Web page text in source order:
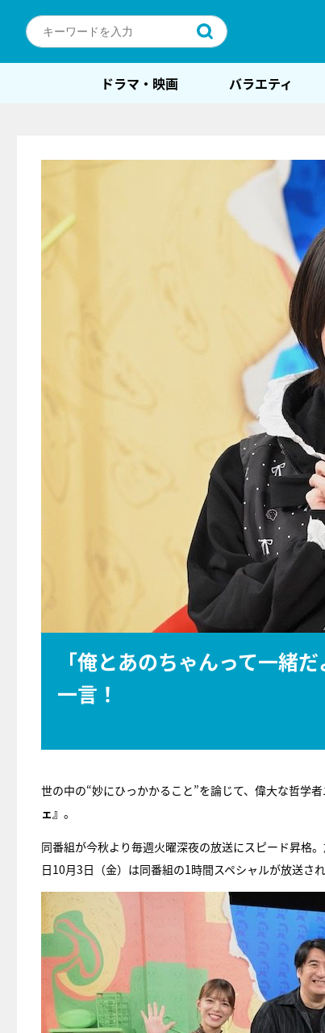
ドラマ・映画 バラエティ
「俺とあのちゃんって一緒
一言！
世の中の“妙にひっかかること”を論じて、偉大な哲学
ェ』 。
同番組が今秋より毎週火曜深夜の放送にスピード昇格
日10月3日（金）は同番組の1時間スペシャルが放送され